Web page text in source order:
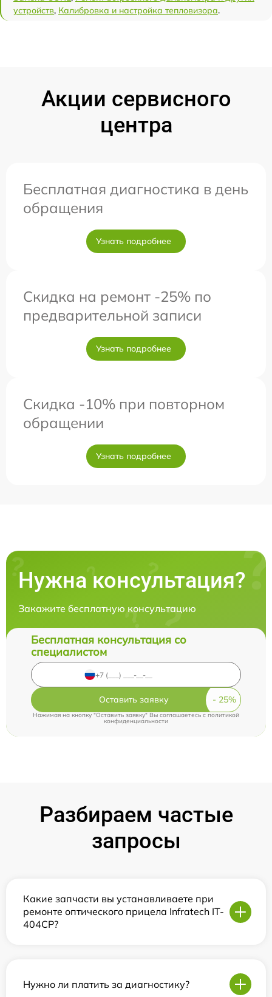
устройств, Калибровка и настройка тепловизора.
Акции сервисного
центра
Бесплатная диагностика в день
обращения
Узнать подробнее
Скидка на ремонт -25% по
предварительной записи
Узнать подробнее
Скидка -10% при повторном
обращении
Узнать подробнее
Нужна консультация?
Закажите бесплатную консультацию
Бесплатная консультация со
специалистом
Оставить заявку
Нажимая на кнопку "Оставить заявку" Вы соглашаетесь c политикой
конфиденциальности
Разбираем частые
запросы
Какие запчасти вы устанавливаете при
ремонте оптического прицела Infratech IT-
404CP?
Нужно ли платить за диагностику?